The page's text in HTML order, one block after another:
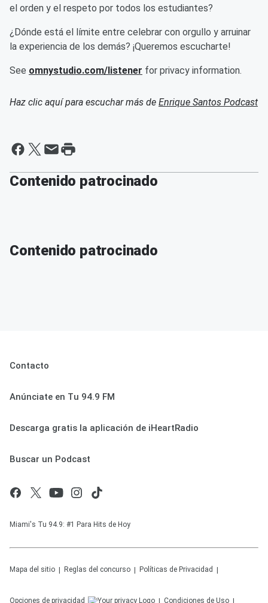
el orden y el respeto por todos los estudiantes?
¿Dónde está el límite entre celebrar con orgullo y arruinar
la experiencia de los demás? ¡Queremos escucharte!
See omnystudio.com/listener for privacy information.
Haz clic aquí para escuchar más de Enrique Santos Podcast
Contenido patrocinado
Contenido patrocinado
Contacto
Anúnciate en Tu 94.9 FM
Descarga gratis la aplicación de iHeartRadio
Buscar un Podcast
Miami's Tu 94.9: #1 Para Hits de Hoy
Mapa del sitio Reglas del concurso Políticas de Privacidad
Opciones de privacidad Condiciones de Uso